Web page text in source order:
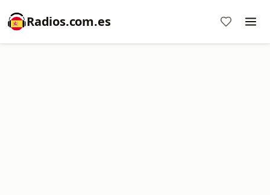
Radios.com.es